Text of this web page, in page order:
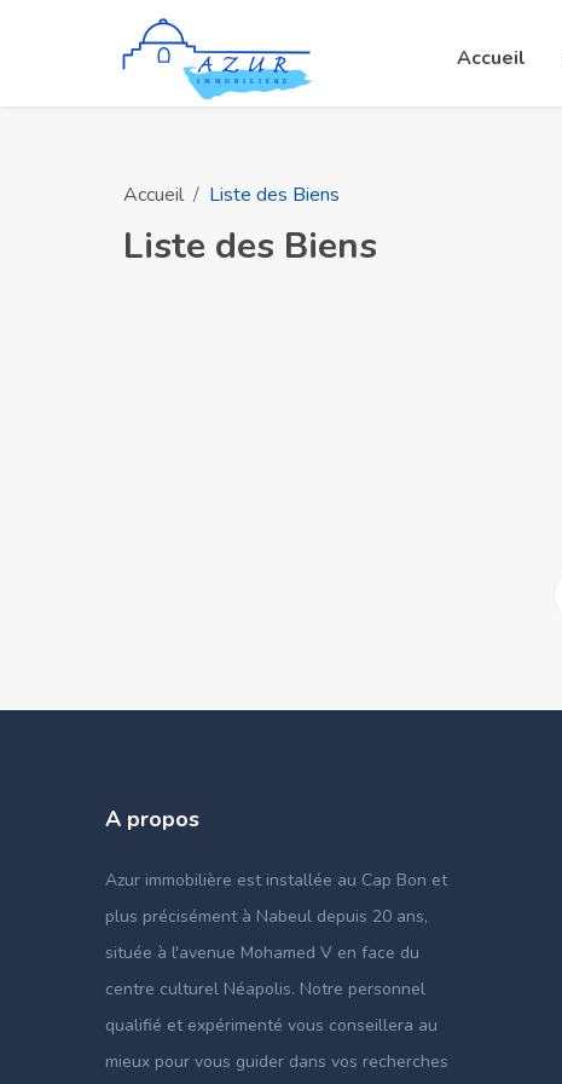
Accueil
Accueil Liste des Biens
Liste des Biens
A propos
Azur immobilière est installée au Cap Bon et
plus précisément à Nabeul depuis 20 ans,
située à l'avenue Mohamed V en face du
centre culturel Néapolis. Notre personnel
qualifié et expérimenté vous conseillera au
mieux pour vous guider dans vos recherches